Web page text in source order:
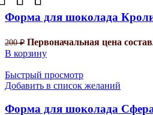
Форма для шоколада
200₽ Первоначальная цена
В корзину
Быстрый просмотр
Добавить в список желаний
Форма для шоколада